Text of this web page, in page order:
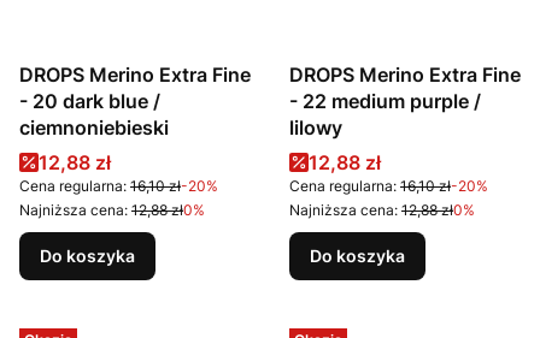
DROPS Merino Extra Fine
- 20 dark blue /
ciemnoniebieski
Cena promocyjna
12,88 zł
Cena regularna: 16,10 zł-20%
Najniższa cena: 12,88 zł0%
Do koszyka
DROPS Merino Extra Fine
- 22 medium purple /
lilowy
Cena promocyjna
12,88 zł
Cena regularna: 16,10 zł-20%
Najniższa cena: 12,88 zł0%
Do koszyka